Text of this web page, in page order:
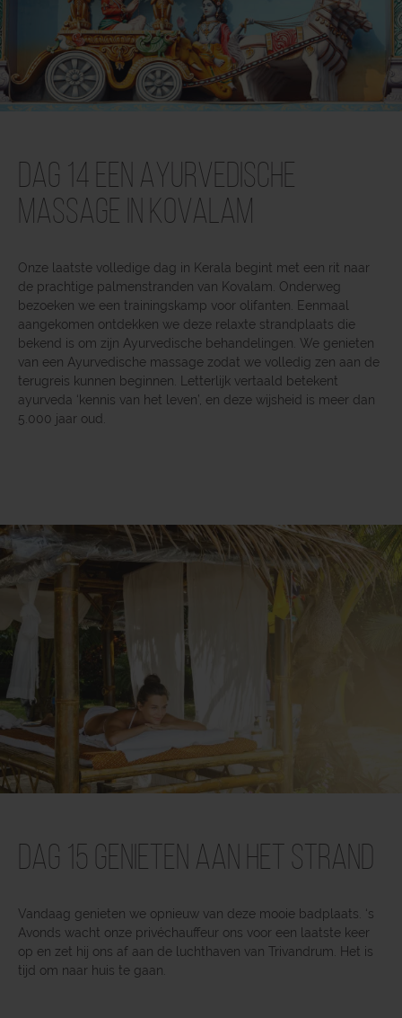
Dag 14 Een Ayurvedische
massage in Kovalam
Onze laatste volledige dag in Kerala begint met een rit naar
de prachtige palmenstranden van Kovalam. Onderweg
bezoeken we een trainingskamp voor olifanten. Eenmaal
aangekomen ontdekken we deze relaxte strandplaats die
bekend is om zijn Ayurvedische behandelingen. We genieten
van een Ayurvedische massage zodat we volledig zen aan de
terugreis kunnen beginnen. Letterlijk vertaald betekent
ayurveda ‘kennis van het leven’, en deze wijsheid is meer dan
5.000 jaar oud.
Dag 15 Genieten aan het strand
Vandaag genieten we opnieuw van deze mooie badplaats. ‘s
Avonds wacht onze privéchauffeur ons voor een laatste keer
op en zet hij ons af aan de luchthaven van Trivandrum. Het is
tijd om naar huis te gaan.